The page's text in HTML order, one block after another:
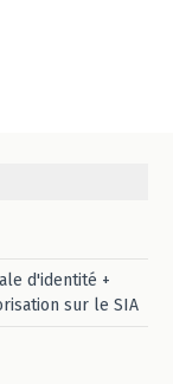
d'identité +
sur le SIA